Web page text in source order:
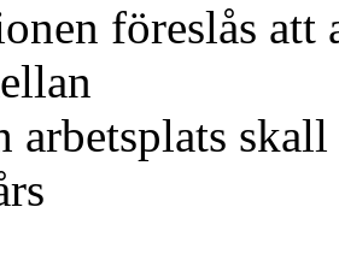
föreslås att
arbetsplats